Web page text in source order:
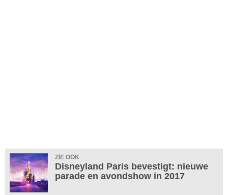
ZIE OOK
Disneyland Paris bevestigt: nieuwe
parade en avondshow in 2017